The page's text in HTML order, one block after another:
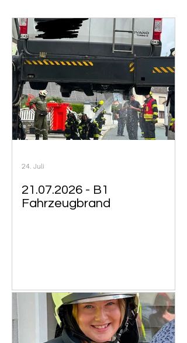
21.07.2026 - B1
Fahrzeugbrand
24. Juli